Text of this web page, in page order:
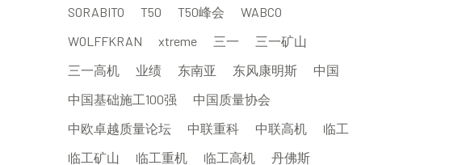
SORABITO
T50 T50峰会
WABCO
WOLFFKRAN
xtreme 三一
三一矿山
三一高机
业绩 东南亚 东风康明斯
中国
中国基础施工100强
中国质量协会
中欧卓越质量论坛
中联重科 中联高机
临工
临工矿山
临工重机 临工高机
丹佛斯